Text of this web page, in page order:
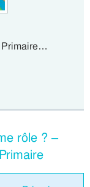
Primaire…
rôle ? –